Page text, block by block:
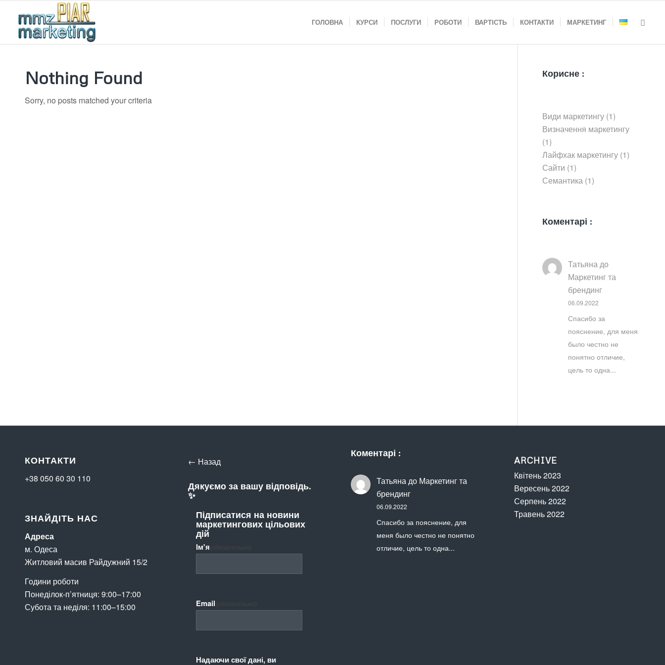
ГОЛОВНА КУРСИ ПОСЛУГИ РОБОТИ ВАРТІСТЬ КОНТАКТИ МАРКЕТИНГ
Nothing Found
Sorry, no posts matched your criteria
Корисне :
Види маркетингу (1)
Визначення маркетингу
(1)
Лайфхак маркетингу (1)
Сайти (1)
Семантика (1)
Коментарі :
Татьянадо
Маркетинг та
брендинг
06.09.2022
Спасибо за
пояснение, для меня
было честно не
понятно отличие,
цель то одна...
КОНТАКТИ
+38 050 60 30 110
ЗНАЙДІТЬ НАС
Адреса
м. Одеса
Житловий масив Райдужний 15/2
Години роботи
Понеділок-п’ятниця: 9:00–17:00
Субота та неділя: 11:00–15:00
← Назад
Дякуємо за вашу відповідь.
✨
Підписатися на новини
маркетингових цільових
дій
Ім'я(обязательно)
Email(обязательно)
Надаючи свої дані, ви
Коментарі :
Татьянадо Маркетинг та
брендинг
06.09.2022
Спасибо за пояснение, для
меня было честно не понятно
отличие, цель то одна...
ARCHIVE
Квітень 2023
Вересень 2022
Серпень 2022
Травень 2022